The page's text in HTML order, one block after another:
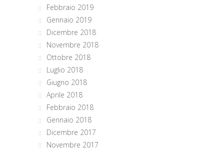
Febbraio 2019
Gennaio 2019
Dicembre 2018
Novembre 2018
Ottobre 2018
Luglio 2018
Giugno 2018
Aprile 2018
Febbraio 2018
Gennaio 2018
Dicembre 2017
Novembre 2017